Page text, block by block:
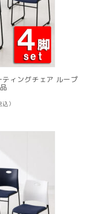
ィングチェア ループ
）